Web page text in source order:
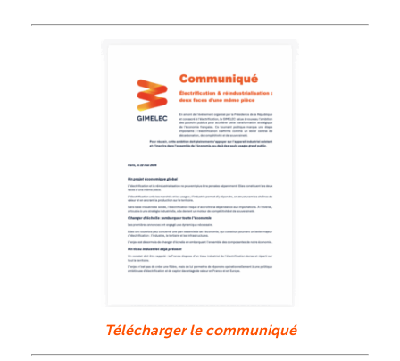
Télécharger le communiqué